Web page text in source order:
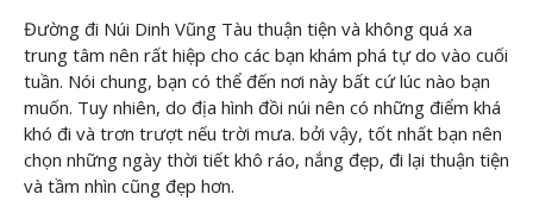
Đường đi Núi Dinh Vũng Tàu thuận tiện và không quá xa
trung tâm nên rất hiệp cho các bạn khám phá tự do vào cuối
tuần. Nói chung, bạn có thể đến nơi này bất cứ lúc nào bạn
muốn. Tuy nhiên, do địa hình đồi núi nên có những điểm khá
khó đi và trơn trượt nếu trời mưa. bởi vậy, tốt nhất bạn nên
chọn những ngày thời tiết khô ráo, nắng đẹp, đi lại thuận tiện
và tầm nhìn cũng đẹp hơn.